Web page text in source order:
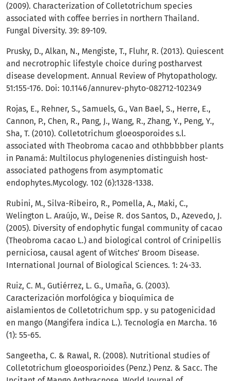
(2009). Characterization of Colletotrichum species
associated with coffee berries in northern Thailand.
Fungal Diversity. 39: 89-109.
Prusky, D., Alkan, N., Mengiste, T., Fluhr, R. (2013). Quiescent
and necrotrophic lifestyle choice during postharvest
disease development. Annual Review of Phytopathology.
51:155-176. Doi: 10.1146/annurev-phyto-082712-102349
Rojas, E., Rehner, S., Samuels, G., Van Bael, S., Herre, E.,
Cannon, P., Chen, R., Pang, J., Wang, R., Zhang, Y., Peng, Y.,
Sha, T. (2010). Colletotrichum gloeosporoides s.l.
associated with Theobroma cacao and othbbbbber plants
in Panamá: Multilocus phylogenenies distinguish host-
associated pathogens from asymptomatic
endophytes.Mycology. 102 (6):1328-1338.
Rubini, M., Silva-Ribeiro, R., Pomella, A., Maki, C.,
Welington L. Araújo, W., Deise R. dos Santos, D., Azevedo, J.
(2005). Diversity of endophytic fungal community of cacao
(Theobroma cacao L.) and biological control of Crinipellis
perniciosa, causal agent of Witches’ Broom Disease.
International Journal of Biological Sciences. 1: 24-33.
Ruiz, C. M., Gutiérrez, L. G., Umaña, G. (2003).
Caracterización morfológica y bioquímica de
aislamientos de Colletotrichum spp. y su patogenicidad
en mango (Mangifera indica L.). Tecnología en Marcha. 16
(1): 55-65.
Sangeetha, C. & Rawal, R. (2008). Nutritional studies of
Colletotrichum gloeosporioides (Penz.) Penz. & Sacc. The